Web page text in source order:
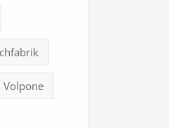
Volpone